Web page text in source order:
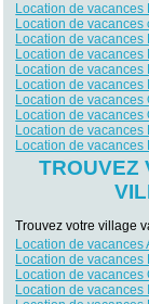
Location de vacances
Location de
Location de
Location de vacances
Location de vacances
Location de
Location de vacances
Location de vacances
Location de vacances
Location de vacances
TROUVEZ
Trouvez votre village
Location de vacances
Location de vacances
Location de vacances
Location de vacances